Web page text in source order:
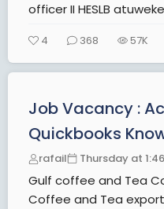
officer II HESLB
4 368 57K
Job Vacancy :
Quickbooks
rafail Thursday at
Gulf coffee and Tea
Coffee and Tea